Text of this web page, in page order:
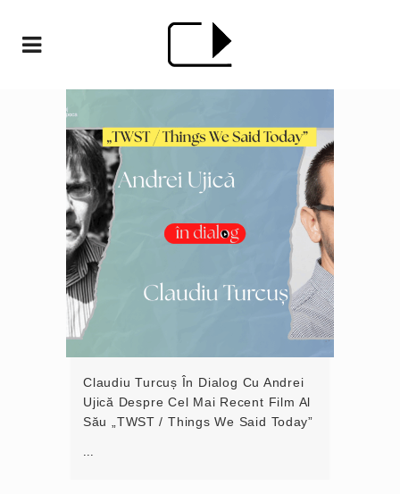
Claudiu Turcuș În Dialog Cu Andrei
Ujică Despre Cel Mai Recent Film Al
Său „TWST / Things We Said Today”
...